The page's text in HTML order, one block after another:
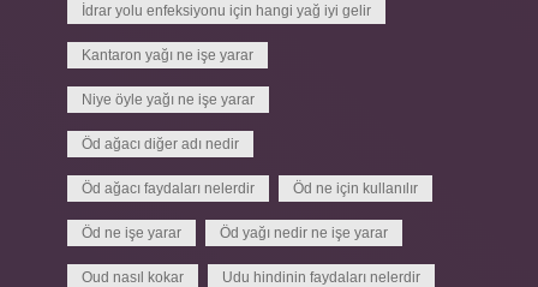
İdrar yolu enfeksiyonu için hangi yağ iyi gelir
Kantaron yağı ne işe yarar
Niye öyle yağı ne işe yarar
Öd ağacı diğer adı nedir
Öd ağacı faydaları nelerdir Öd ne için kullanılır
Öd ne işe yarar Öd yağı nedir ne işe yarar
Oud nasıl kokar Udu hindinin faydaları nelerdir